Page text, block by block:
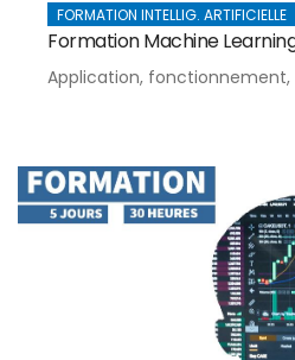
FORMATION INTELLIG. ARTIFICIELLE
Formation Machine
Application, fonctionnement,